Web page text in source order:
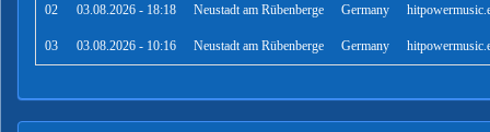
02 03.08.2026 - 18:18 Neustadt am Rübenberge Germany
03 03.08.2026 - 10:16 Neustadt am Rübenberge Germany